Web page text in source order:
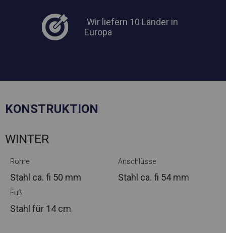
Wir liefern 10 Länder in
Europa
KONSTRUKTION
WINTER
Rohre
Stahl ca. fi 50 mm
Anschlüsse
Stahl ca. fi 54 mm
Fuß
Stahl für 14 cm